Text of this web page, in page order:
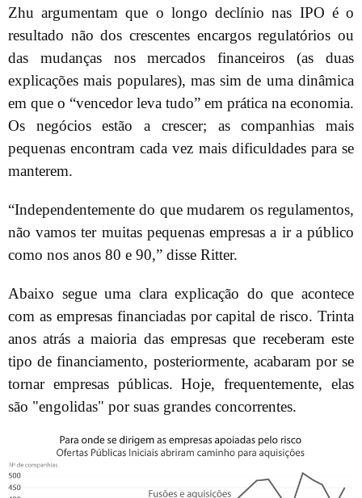
Zhu argumentam que o longo declínio nas IPO é o
resultado não dos crescentes encargos regulatórios ou
das mudanças nos mercados financeiros (as duas
explicações mais populares), mas sim de uma dinâmica
em que o “vencedor leva tudo” em prática na economia.
Os negócios estão a crescer; as companhias mais
pequenas encontram cada vez mais dificuldades para se
manterem.
“Independentemente do que mudarem os regulamentos,
não vamos ter muitas pequenas empresas a ir a público
como nos anos 80 e 90,” disse Ritter.
Abaixo segue uma clara explicação do que acontece
com as empresas financiadas por capital de risco. Trinta
anos atrás a maioria das empresas que receberam este
tipo de financiamento, posteriormente, acabaram por se
tornar empresas públicas. Hoje, frequentemente, elas
são "engolidas" por suas grandes concorrentes.